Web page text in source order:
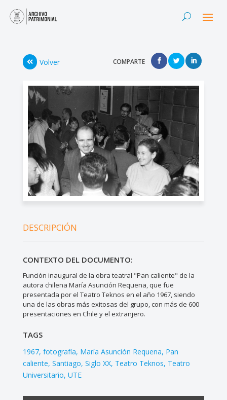
Volver COMPARTE
DESCRIPCIÓN
CONTEXTO DEL DOCUMENTO:
Función inaugural de la obra teatral "Pan caliente" de la
autora chilena María Asunción Requena, que fue
presentada por el Teatro Teknos en el año 1967, siendo
una de las obras más exitosas del grupo, con más de 600
presentaciones en Chile y el extranjero.
TAGS
1967 fotografía María Asunción Requena Pan
caliente Santiago Siglo XX Teatro Teknos Teatro
Universitario UTE